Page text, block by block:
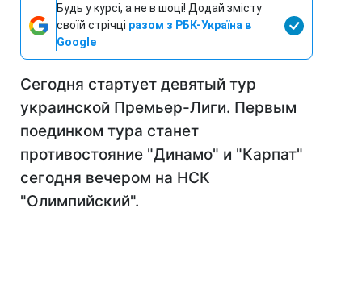
Будь у курсі, а не в шоці! Додай змісту
своїй стрічці разом з РБК-Україна в
Google
Сегодня стартует девятый тур
украинской Премьер-Лиги. Первым
поединком тура станет
противостояние "Динамо" и "Карпат"
сегодня вечером на НСК
"Олимпийский".